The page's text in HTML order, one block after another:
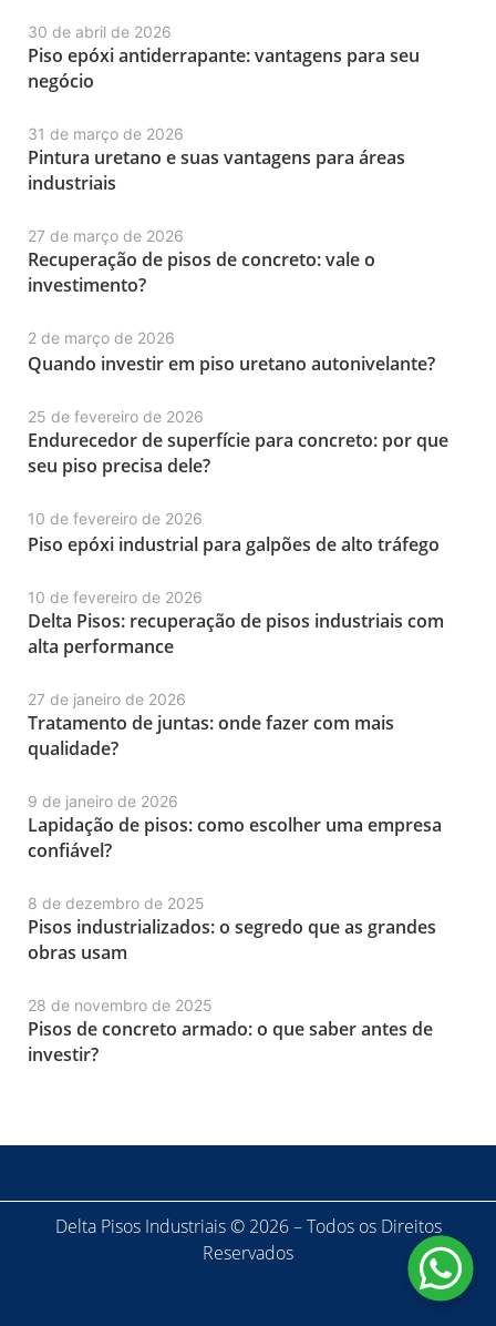
30 de abril de 2026
Piso epóxi antiderrapante: vantagens para seu
negócio
31 de março de 2026
Pintura uretano e suas vantagens para áreas
industriais
27 de março de 2026
Recuperação de pisos de concreto: vale o
investimento?
2 de março de 2026
Quando investir em piso uretano autonivelante?
25 de fevereiro de 2026
Endurecedor de superfície para concreto: por que
seu piso precisa dele?
10 de fevereiro de 2026
Piso epóxi industrial para galpões de alto tráfego
10 de fevereiro de 2026
Delta Pisos: recuperação de pisos industriais com
alta performance
27 de janeiro de 2026
Tratamento de juntas: onde fazer com mais
qualidade?
9 de janeiro de 2026
Lapidação de pisos: como escolher uma empresa
confiável?
8 de dezembro de 2025
Pisos industrializados: o segredo que as grandes
obras usam
28 de novembro de 2025
Pisos de concreto armado: o que saber antes de
investir?
Delta Pisos Industriais © 2026 – Todos os Direitos
Reservados